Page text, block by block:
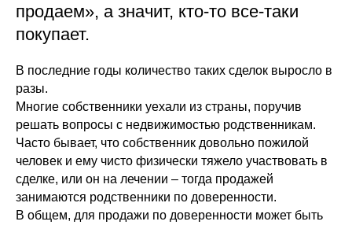
продаем», а значит, кто-то все-таки
покупает.
В последние годы количество таких сделок выросло в
разы.
Многие собственники уехали из страны, поручив
решать вопросы с недвижимостью родственникам.
Часто бывает, что собственник довольно пожилой
человек и ему чисто физически тяжело участвовать в
сделке, или он на лечении – тогда продажей
занимаются родственники по доверенности.
В общем, для продажи по доверенности может быть